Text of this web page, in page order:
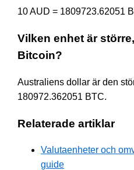
10 AUD = 1809723.62051
Vilken enhet är
Bitcoin?
Australiens dollar är den
180972.362051 BTC.
Relaterade artiklar
Valutaenheter och
guide